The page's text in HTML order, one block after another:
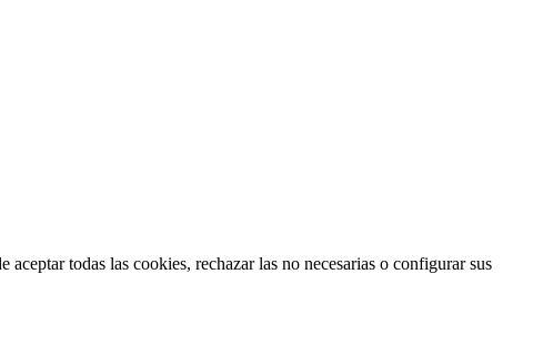
todas las cookies, rechazar las no necesarias o configurar sus